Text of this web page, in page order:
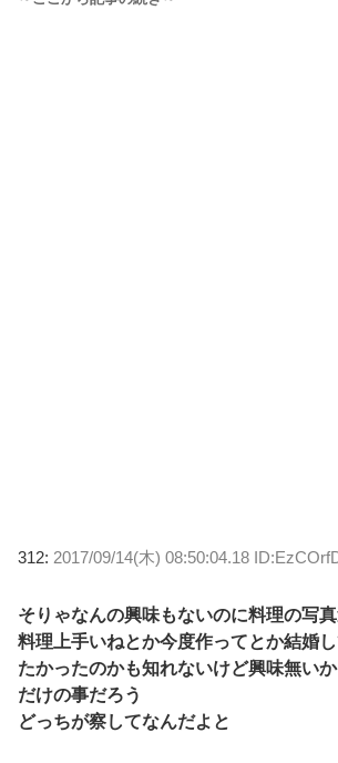
312: 2017/09/14(木) 08:50:04.18
そりゃなんの興味もないのに料理の写
料理上手いねとか今度作ってとか結婚
たかったのかも知れないけど興味無い
だけの事だろう
どっちが察してなんだよと